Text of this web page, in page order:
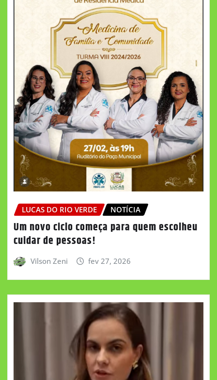
LUCAS DO RIO VERDE NOTÍCIA
Um novo ciclo começa para quem escolheu
cuidar de pessoas!
Vilson Zeni fev 27, 2026